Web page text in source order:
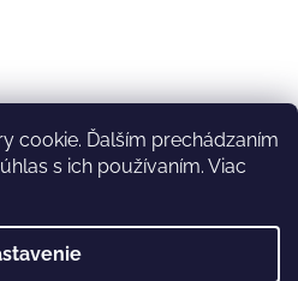
cookie. Ďalším prechádzaním
s ich používaním. Viac
HĽADAŤ
Shoptet